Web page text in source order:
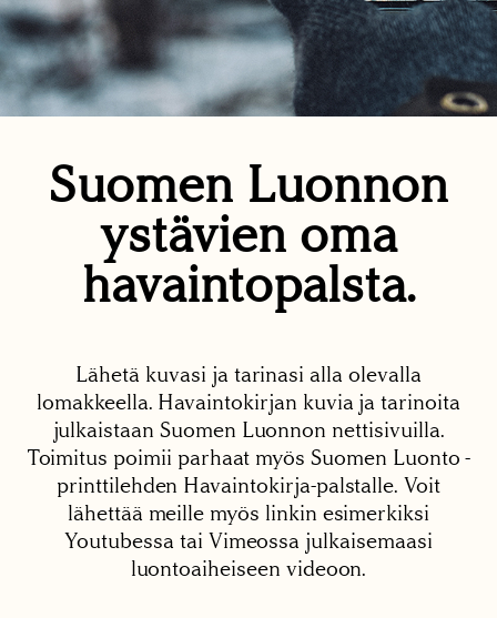
Suomen Luonnon
ystävien oma
havaintopalsta.
Lähetä kuvasi ja tarinasi alla olevalla
lomakkeella. Havaintokirjan kuvia ja tarinoita
julkaistaan Suomen Luonnon nettisivuilla.
Toimitus poimii parhaat myös Suomen Luonto -
printtilehden Havaintokirja-palstalle. Voit
lähettää meille myös linkin esimerkiksi
Youtubessa tai Vimeossa julkaisemaasi
luontoaiheiseen videoon.